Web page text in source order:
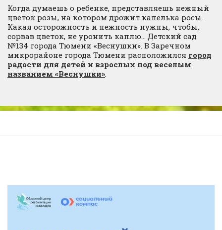
Когда думаешь о ребенке, представляешь нежный
цветок розы, на котором дрожит капелька росы.
Какая осторожность и нежность нужны, чтобы,
сорвав цветок, не уронить каплю… Детский сад
№134 города Тюмени «Веснушки». В Заречном
микрорайоне города Тюмени расположился город
радости для детей и взрослых под веселым
названием «Веснушки».